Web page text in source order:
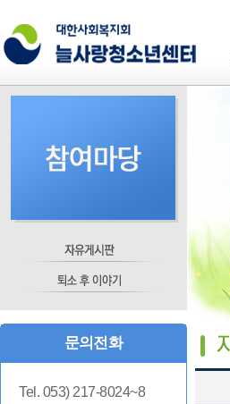
문의전화
Tel. 053) 217-8024~8